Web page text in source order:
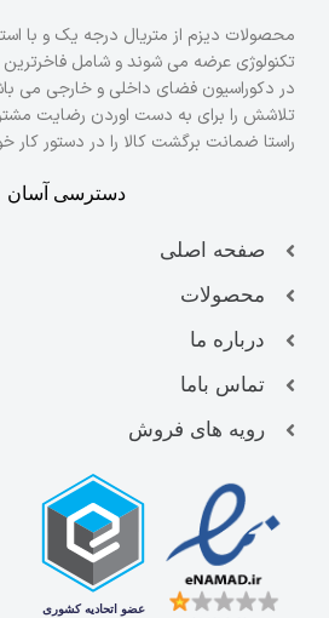
محصولات دیزم از متریال درجه یک و با
تکنولوژی عرضه می شوند و شامل
در دکوراسیون فضای داخلی و خارجی می
تلاشش را برای به دست اوردن رضایت
راستا ضمانت برگشت کالا را در دستور کار
دسترسی آسان
صفحه اصلی
محصولات
درباره ما
تماس باما
رویه های فروش